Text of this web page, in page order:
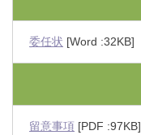
委任状 [Word :32KB]
留意事項 [PDF :97KB]